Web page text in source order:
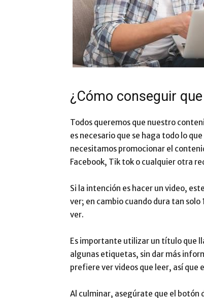
¿Cómo conseguir
Todos queremos que nuestro
es necesario que se haga todo lo
necesitamos promocionar el
Facebook, Tik tok o cualquier otra
Si la intención es hacer un video,
ver; en cambio cuando dura tan solo
ver.
Es importante utilizar un título que
algunas etiquetas, sin dar más
prefiere ver videos que leer, así que
Al culminar, asegúrate que el botón